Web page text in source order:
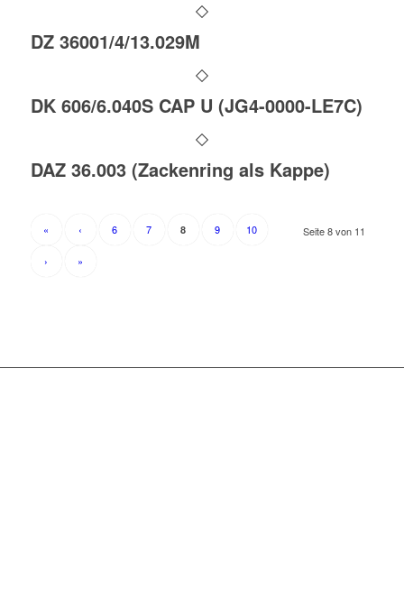
DZ 36001/4/13.029M
DK 606/6.040S CAP U (JG4-0000-LE7C)
DAZ 36.003 (Zackenring als Kappe)
Seite 8 von 11
« ‹ 6 7 8 9 10
› »